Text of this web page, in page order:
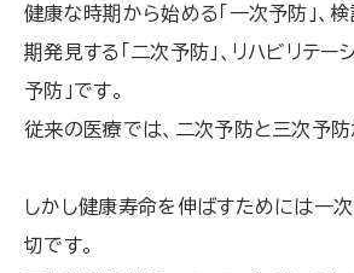
健康な時期から始める「一次予防」、
期発見する「二次予防」、リハビリテー
予防」です。
従来の医療では、二次予防と三次予防
しかし健康寿命を伸ばすためには一
切です。